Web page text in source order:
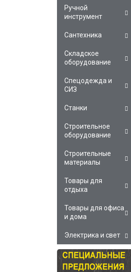
Ручной
инструмент
Сантехника
Складское
оборудование
Спецодежда и
СИЗ
Станки
Строительное
оборудование
Строительные
материалы
Товары для
отдыха
Товары для офиса
и дома
Электрика и свет